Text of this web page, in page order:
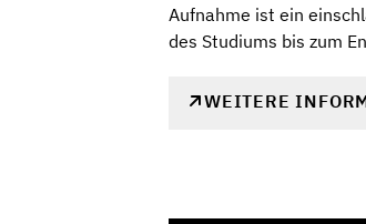
Aufnahme ist ein
des Studiums bis zum
WEITERE